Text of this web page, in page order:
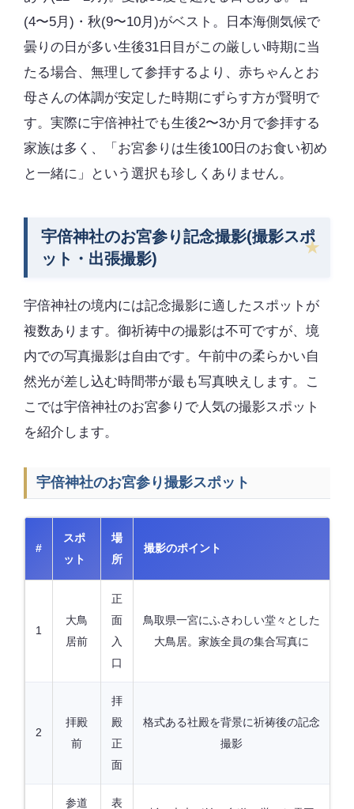
(4〜5月)・秋(9〜10月)がベスト。日本海側気候で
曇りの日が多い生後31日目がこの厳しい時期に当
たる場合、無理して参拝するより、赤ちゃんとお
母さんの体調が安定した時期にずらす方が賢明で
す。実際に宇倍神社でも生後2〜3か月で参拝する
家族は多く、「お宮参りは生後100日のお食い初め
と一緒に」という選択も珍しくありません。
宇倍神社のお宮参り記念撮影(撮影スポ
ット・出張撮影)
宇倍神社の境内には記念撮影に適したスポットが
複数あります。御祈祷中の撮影は不可ですが、境
内での写真撮影は自由です。午前中の柔らかい自
然光が差し込む時間帯が最も写真映えします。こ
こでは宇倍神社のお宮参りで人気の撮影スポット
を紹介します。
宇倍神社のお宮参り撮影スポット
#
スポ
ット
場
所
撮影のポイント
1
大鳥
居前
正
面
入
口
鳥取県一宮にふさわしい堂々とした
大鳥居。家族全員の集合写真に
2
拝殿
前
拝
殿
正
面
格式ある社殿を背景に祈祷後の記念
撮影
参道
表